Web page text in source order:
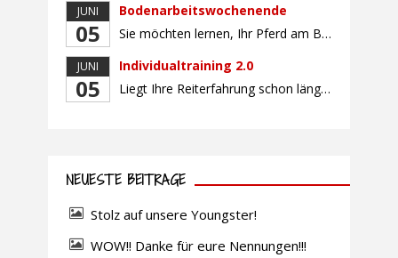
JUNI
05
Bodenarbeitswochenende
Sie möchten lernen, Ihr Pferd am Boden gezielt zu gymnastizieren und durch feine Kommunikation zu führen? Dieser Kurs vermittelt, wie gezieltes und korrektes Longieren zur gymnastizierenden Arbeit mit dem Pferd beitragen. Wir arbeiten mit Hilfe eines Kappzaums – ohne Ausbinder oder andere Hilfszügel. Im Mittelpunkt stehen feine Kommunikation, klare Körpersprache und präzise Hilfengebung mit dem […]
JUNI
05
Individualtraining 2.0
Liegt Ihre Reiterfahrung schon länger zurück oder fühlen Sie sich noch nicht richtig fit? Oder sind Sie bereits ein sicherer Reiter und freuen sich auf weiterführenden Unterricht? Training für Reiter:innen mit unterschiedlicher Reiterfahrung, auf die Wünsche und Kenntnisse des Einzelnen abgestimmt. Ein abwechslungsreiches Programm mit individuellem Reitunterricht und für Fortgeschrittene auch mit Gangtraining findet in […]
NEUESTE BEITRÄGE
Stolz auf unsere Youngster!
WOW!! Danke für eure Nennungen!!!